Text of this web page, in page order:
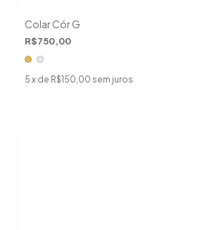
Colar Cór G
R$750,00
5 x de R$150,00 sem juros